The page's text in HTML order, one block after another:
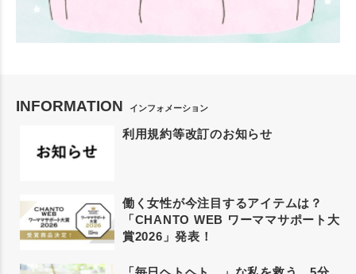
INFORMATION インフォメーション
利用規約等改訂のお知らせ
働く女性が今注目するアイテムは？
「CHANTO WEB ワーママサポート大
賞2026」発表！